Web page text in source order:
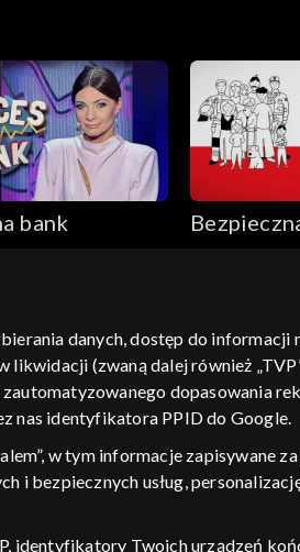
bank
informacje o dostawcy usług
danych, dostęp do informacji
likwidacji (zwaną dalej również
dopasowania
nas identyfikatora PPID do Google.
w tym informacje zapisywane
i bezpiecznych usług,
identyfikatory Twoich urządzeń